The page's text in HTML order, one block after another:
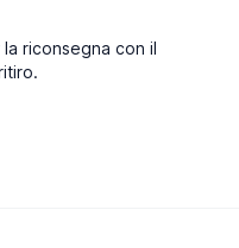
riconsegna con il